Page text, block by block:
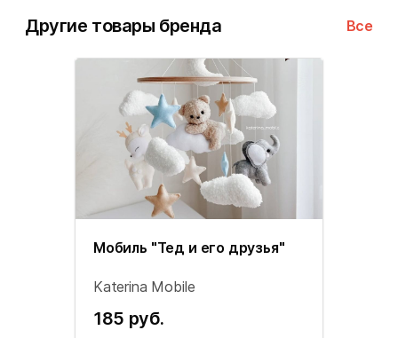
Другие товары бренда Все
Мобиль "Тед и его друзья"
Katerina Mobile
185 руб.